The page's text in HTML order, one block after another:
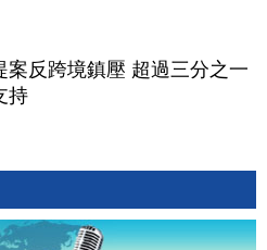
案反跨境鎮壓 超過三分之一
持